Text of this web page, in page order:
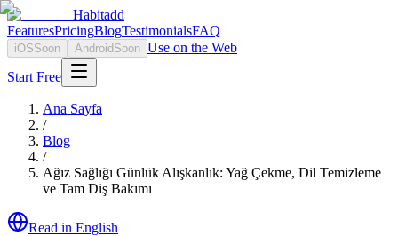
Habitadd
FeaturesPricingBlogTestimonialsFAQ
iOSSoon Android Soon Use on the Web
Start Free
Ana Sayfa
/
Blog
/
Ağız Sağlığı Günlük Alışkanlık: Yağ Çekme, Dil Temizleme
ve Tam Diş Bakımı
Read in English